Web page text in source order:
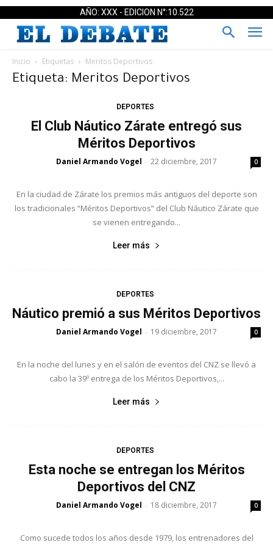
AÑO: XXX - EDICION N°:10.522
Inicio Etiquetas Meritos Deportivos
Etiqueta: Meritos Deportivos
DEPORTES
El Club Náutico Zárate entregó sus
Méritos Deportivos
Daniel Armando Vogel - 22 diciembre, 2017 0
En la ciudad de Zárate los premios más antiguos del deporte son
los tradicionales “Méritos Deportivos” del Club Náutico Zárate que
se vienen entregando...
Leer más
DEPORTES
Náutico premió a sus Méritos Deportivos
Daniel Armando Vogel - 19 diciembre, 2017 0
En la noche del lunes y en el salón de eventos del CNZ se llevó a
cabo la 39º entrega de los Méritos Deportivos,...
Leer más
DEPORTES
Esta noche se entregan los Méritos
Deportivos del CNZ
Daniel Armando Vogel - 18 diciembre, 2017 0
Como sucede todos los años desde 1979, los entrenadores del